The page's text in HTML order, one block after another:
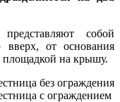
собой
от основания
площадкой на крышу.
без ограждения
с ограждением